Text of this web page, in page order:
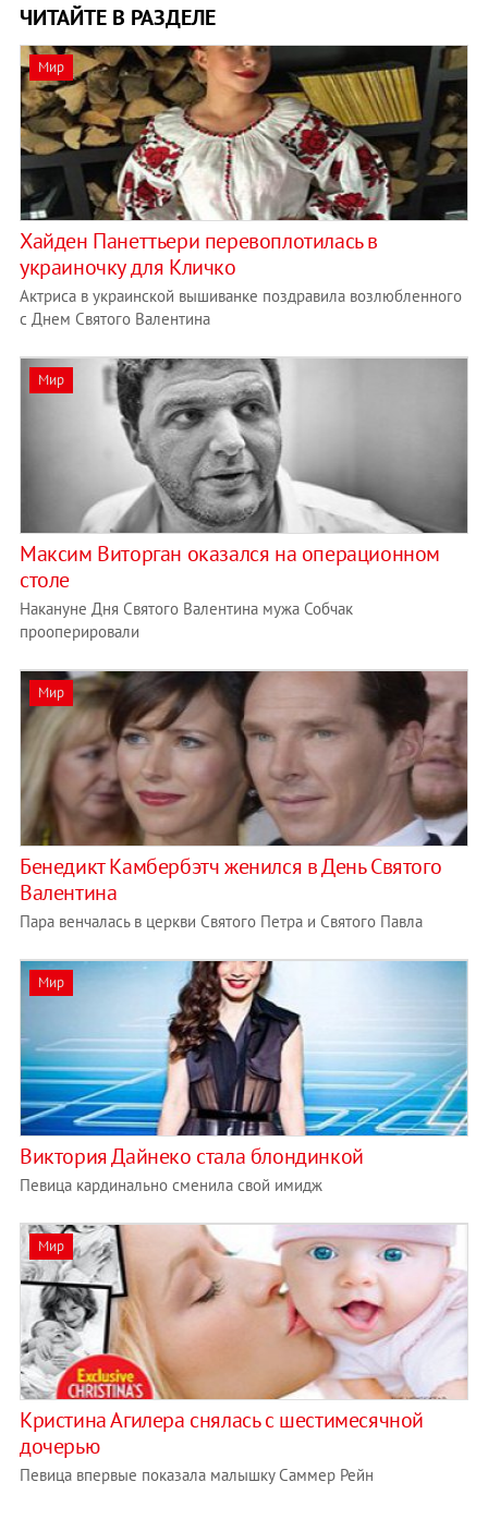
ЧИТАЙТЕ В РАЗДЕЛЕ
Мир
Хайден Панеттьери перевоплотилась в
украиночку для Кличко
Актриса в украинской вышиванке поздравила возлюбленного
с Днем Святого Валентина
Мир
Максим Виторган оказался на операционном
столе
Накануне Дня Святого Валентина мужа Собчак
прооперировали
Мир
Бенедикт Камбербэтч женился в День Святого
Валентина
Пара венчалась в церкви Святого Петра и Святого Павла
Мир
Виктория Дайнеко стала блондинкой
Певица кардинально сменила свой имидж
Мир
Кристина Агилера снялась с шестимесячной
дочерью
Певица впервые показала малышку Саммер Рейн